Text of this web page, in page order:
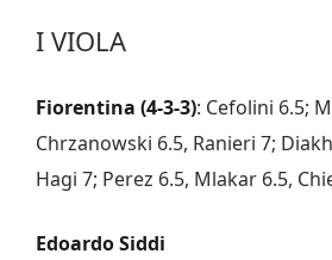
I VIOLA
Fiorentina (4-3-3): Cefolini 6.5;
Chrzanowski 6.5, Ranieri 7;
Hagi 7; Perez 6.5, Mlakar 6.5,
Edoardo Siddi